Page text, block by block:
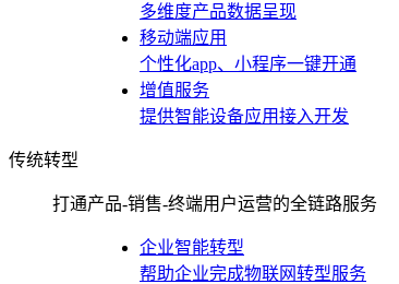
多维度产品数据呈现
移动端应用
个性化app、小程序一键开通
增值服务
提供智能设备应用接入开发
传统转型
打通产品-销售-终端用户运营的全链路服务
企业智能转型
帮助企业完成物联网转型服务